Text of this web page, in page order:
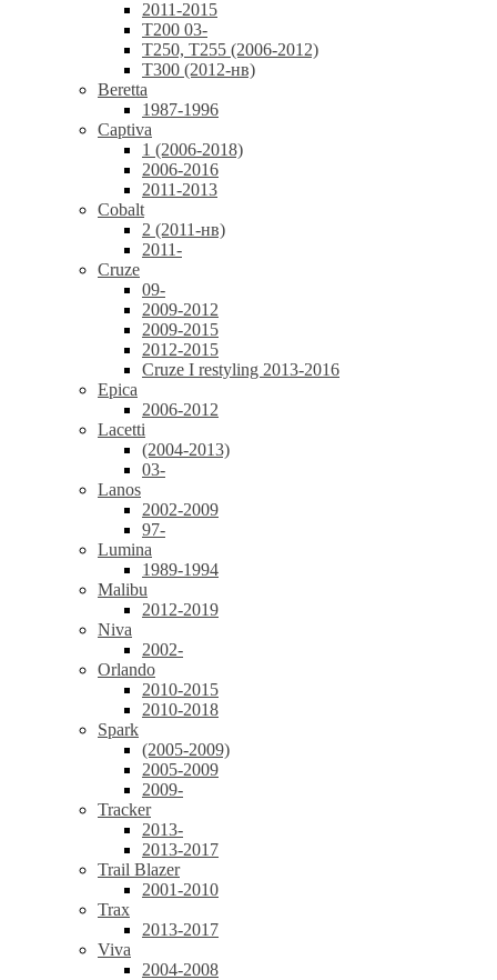
2011-2015
T200 03-
T250, T255 (2006-2012)
T300 (2012-нв)
Beretta
1987-1996
Captiva
1 (2006-2018)
2006-2016
2011-2013
Cobalt
2 (2011-нв)
2011-
Cruze
09-
2009-2012
2009-2015
2012-2015
Cruze I restyling 2013-2016
Epica
2006-2012
Lacetti
(2004-2013)
03-
Lanos
2002-2009
97-
Lumina
1989-1994
Malibu
2012-2019
Niva
2002-
Orlando
2010-2015
2010-2018
Spark
(2005-2009)
2005-2009
2009-
Tracker
2013-
2013-2017
Trail Blazer
2001-2010
Trax
2013-2017
Viva
2004-2008